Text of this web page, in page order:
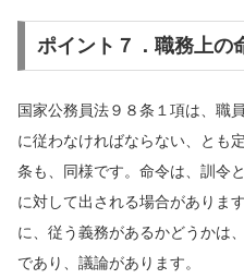
ポイント７．職務上の
国家公務員法９８条１項は、職
に従わなければならない、とも
条も、同様です。命令は、訓令
に対して出される場合がありま
に、従う義務があるかどうかは
であり、議論があります。